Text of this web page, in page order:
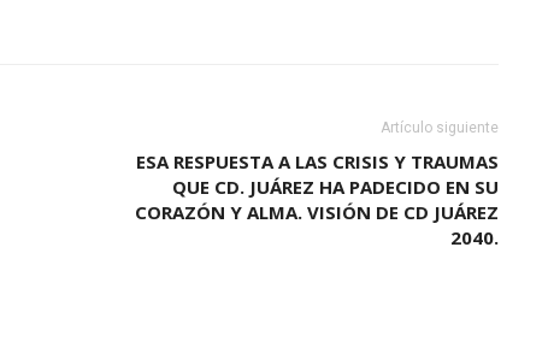
Artículo siguiente
ESA RESPUESTA A LAS CRISIS Y TRAUMAS
QUE CD. JUÁREZ HA PADECIDO EN SU
CORAZÓN Y ALMA. VISIÓN DE CD JUÁREZ
2040.